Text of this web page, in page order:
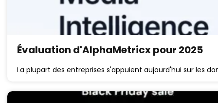
Évaluation d'AlphaMetricx pour 2025
La plupart des entreprises s'appuient aujourd'hui sur les